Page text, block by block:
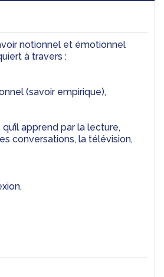
notionnel et émotionnel
à travers :
(savoir empirique),
qu’il apprend par la lecture,
conversations, la télévision,